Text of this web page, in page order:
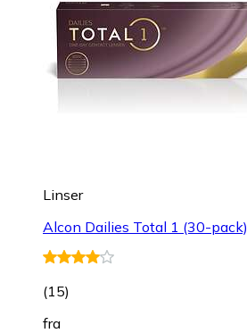
Linser
Alcon Dailies Total 1 (30-pack)
(15)
fra